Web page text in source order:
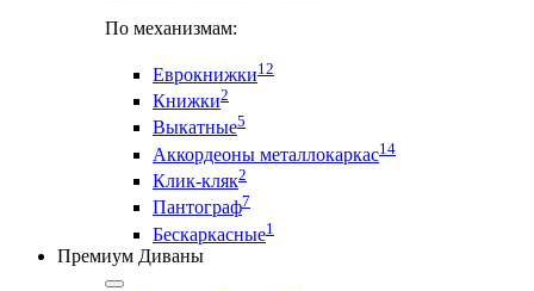
По механизмам:
Еврокнижки12
Книжки2
Выкатные5
Аккордеоны металлокаркас14
Клик-кляк2
Пантограф7
Бескаркасные1
Премиум Диваны